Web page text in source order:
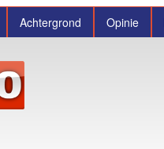
Achtergrond Opinie